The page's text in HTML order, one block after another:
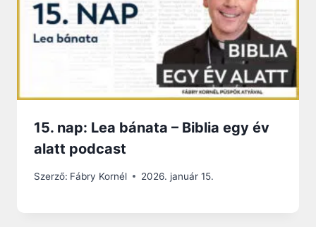
15. nap: Lea bánata – Biblia egy év
alatt podcast
Szerző: Fábry Kornél 2026. január 15.